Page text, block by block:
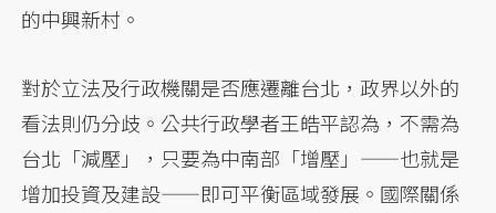
的中興新村。
對於立法及行政機關是否應遷離台北，政界以外的
看法則仍分歧。公共行政學者王皓平認為，不需為
台北「減壓」，只要為中南部「增壓」——也就是
增加投資及建設——即可平衡區域發展。國際關係